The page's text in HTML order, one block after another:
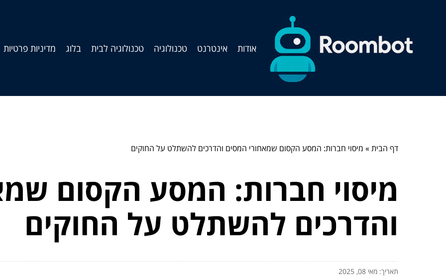
אודות אינטרנט טכנולוגיה טכנולוגיה לבית בלוג מדיניות פרטיות
דף הבית» מיסוי חברות: המסע הקסום שמאחורי המסים והדרכים להשתלט על החוקים
מיסוי חברות: המסע הקסום
והדרכים להשתלט על החוקים
תאריך: מאי 08, 2025